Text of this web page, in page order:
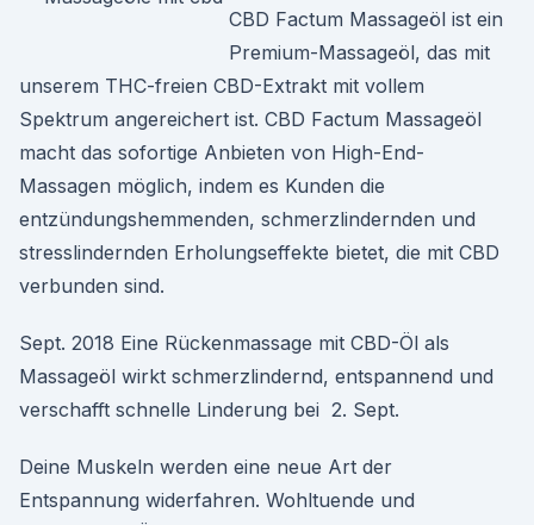
CBD Factum Massageöl ist ein
Premium-Massageöl, das mit
unserem THC-freien CBD-Extrakt mit vollem
Spektrum angereichert ist. CBD Factum Massageöl
macht das sofortige Anbieten von High-End-
Massagen möglich, indem es Kunden die
entzündungshemmenden, schmerzlindernden und
stresslindernden Erholungseffekte bietet, die mit CBD
verbunden sind.
Sept. 2018 Eine Rückenmassage mit CBD-Öl als
Massageöl wirkt schmerzlindernd, entspannend und
verschafft schnelle Linderung bei 2. Sept.
Deine Muskeln werden eine neue Art der
Entspannung widerfahren. Wohltuende und